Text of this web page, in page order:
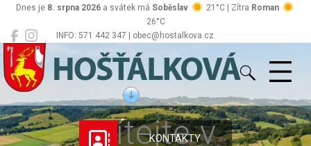
INFO: 571 442 347 | obec@hostalkova.cz
Dnes je 8. srpna 2026 a svátek má Soběslav 21°C | Zítra Roman
26°C
Hošťálková
Vítejte v
KONTAKTY